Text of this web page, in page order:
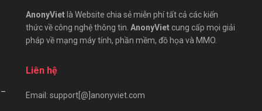
AnonyViet là Website chia sẻ miễn phí tất cả các kiến
thức về công nghệ thông tin. AnonyViet cung cấp mọi giải
pháp về mạng máy tính, phần mềm, đồ họa và MMO.
Liên hệ
Email: support[@]anonyviet.com